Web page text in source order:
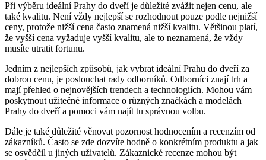
Při výběru ideální Prahy do dveří je důležité zvážit nejen cenu, ale
také kvalitu. Není vždy nejlepší se rozhodnout pouze podle nejnižší
ceny, protože nižší cena často znamená nižší kvalitu. Většinou platí,
že vyšší cena vyžaduje vyšší kvalitu, ale to neznamená, že vždy
musíte utratit fortunu.
Jedním z nejlepších způsobů, jak vybrat ideální Prahu do dveří za
dobrou cenu, je poslouchat rady odborníků. Odborníci znají trh a
mají přehled o nejnovějších trendech a technologiích. Mohou vám
poskytnout užitečné informace o různých značkách a modelách
Prahy do dveří a pomoci vám najít tu správnou volbu.
Dále je také důležité věnovat pozornost hodnocením a recenzím od
zákazníků. Často se zde dozvíte hodně o konkrétním produktu a jak
se osvědčil u jiných uživatelů. Zákaznické recenze mohou být